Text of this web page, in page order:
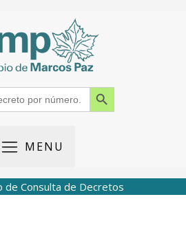
Search Button
MENU
de Consulta de Decretos